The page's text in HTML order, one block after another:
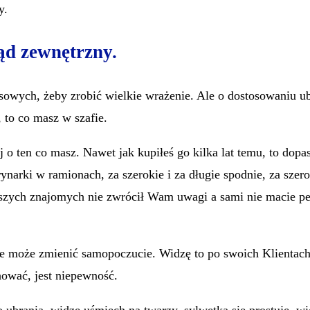
zewnętrzny.
żeby zrobić wielkie wrażenie. Ale o dostosowaniu
co masz w szafie.
ten co masz. Nawet jak kupiłeś go kilka lat temu, to
w ramionach, za szerokie i za długie spodnie, za
znajomych nie zwrócił Wam uwagi a sami nie macie
zmienić samopoczucie. Widzę to po swoich
jest niepewność.